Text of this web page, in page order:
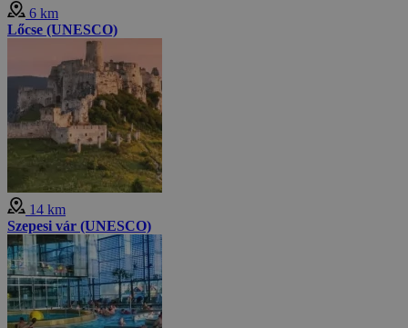
6 km
Lőcse (UNESCO)
14 km
Szepesi vár (UNESCO)